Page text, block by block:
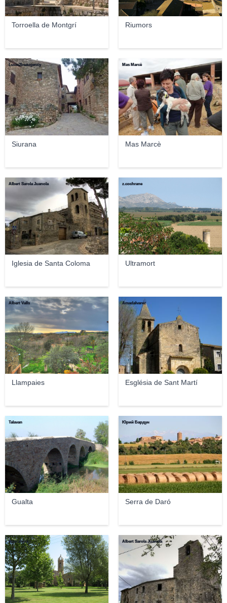
Torroella de Montgrí Riumors
Siurana
Lucie2beaugency
Mas Marcè
Mas Marcè
Iglesia de Santa Coloma
Albert Sarola Juanola
Ultramort
z.cochrane
Llampaies
Albert Valls
Església de Sant Martí
Amadalvarez
Gualta
Talavan
Serra de Daró
Юрий Бардун
lluiscanyet Albert Sarola Juanola